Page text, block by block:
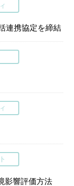
連携協定を締結
影響評価方法